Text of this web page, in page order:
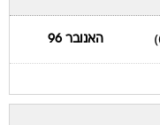
האנובר 96